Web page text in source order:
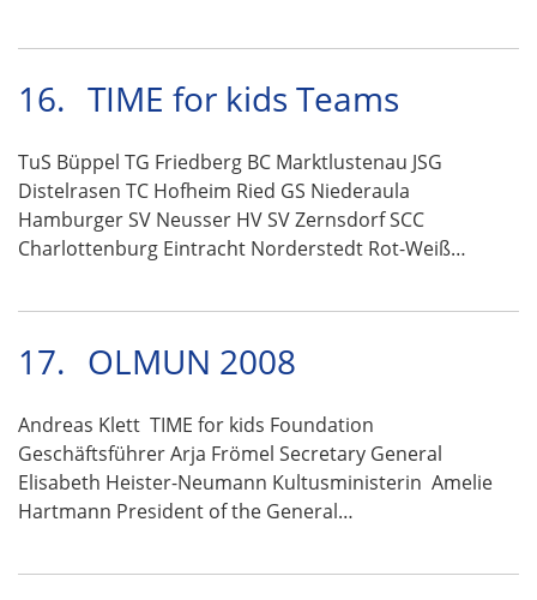
16. TIME for kids Teams
TuS Büppel TG Friedberg BC Marktlustenau JSG
Distelrasen TC Hofheim Ried GS Niederaula
Hamburger SV Neusser HV SV Zernsdorf SCC
Charlottenburg Eintracht Norderstedt Rot-Weiß…
17. OLMUN 2008
Andreas Klett TIME for kids Foundation
Geschäftsführer Arja Frömel Secretary General
Elisabeth Heister-Neumann Kultusministerin Amelie
Hartmann President of the General…